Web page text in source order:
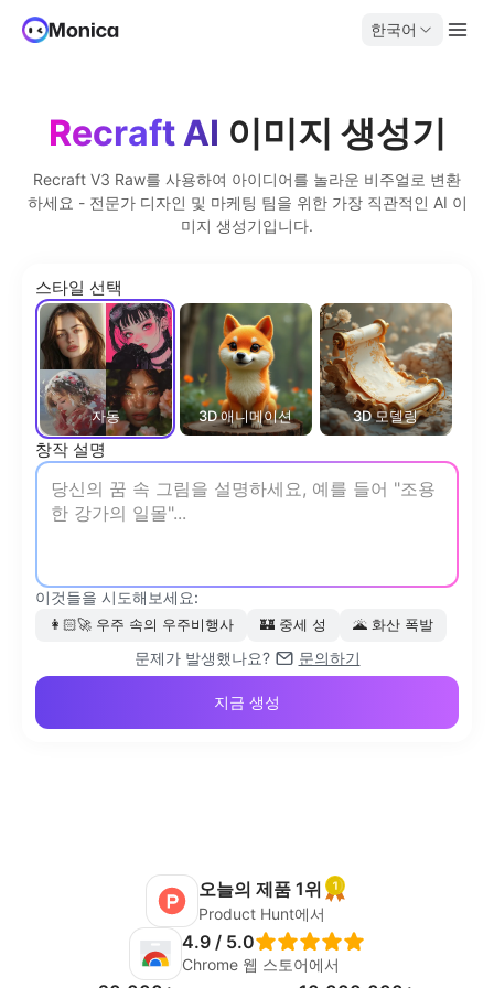
한국어
Recraft AI 이미지 생성기
Recraft V3 Raw를 사용하여 아이디어를 놀라운 비주얼로 변환
하세요 - 전문가 디자인 및 마케팅 팀을 위한 가장 직관적인 AI 이
미지 생성기입니다.
스타일 선택
자동 3D 애니메이션 3D 모델링
창작 설명
이것들을 시도해보세요:
👩🏻‍🚀 우주 속의 우주비행사 🏰 중세 성 🌋 화산 폭발
문제가 발생했나요? 문의하기
지금 생성
오늘의 제품 1위
Product Hunt에서
4.9 / 5.0
Chrome 웹 스토어에서